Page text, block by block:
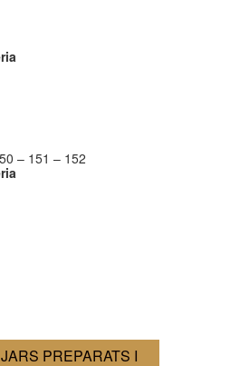
– 151 – 152
PREPARATS I